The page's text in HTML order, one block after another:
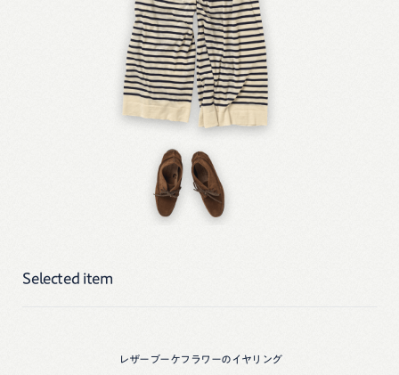
Selected item
レザーブーケフラワーのイヤリング